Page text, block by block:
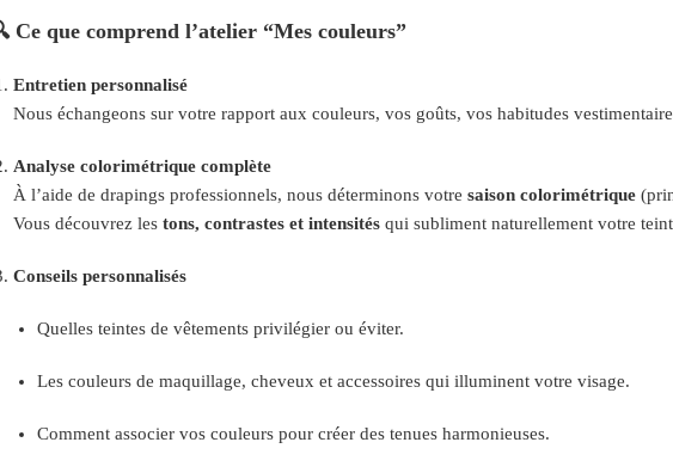
Ce que comprend l’atelier “Mes couleurs”
Entretien personnalisé
Nous échangeons sur votre rapport aux couleurs, vos goûts, vos habitudes
Analyse colorimétrique complète
À l’aide de drapings professionnels, nous déterminons votre saison colorimétrique
Vous découvrez les tons, contrastes et intensités qui subliment naturellement votre
Conseils personnalisés
Quelles teintes de vêtements privilégier ou éviter.
Les couleurs de maquillage, cheveux et accessoires qui illuminent votre visage.
Comment associer vos couleurs pour créer des tenues harmonieuses.